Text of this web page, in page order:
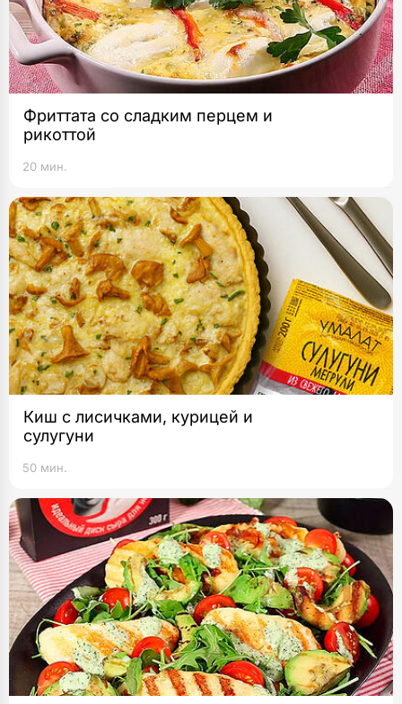
Фриттата со сладким перцем и
рикоттой
20 мин.
Киш с лисичками, курицей и
сулугуни
50 мин.